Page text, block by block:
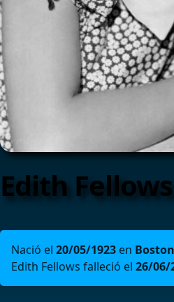
Edith Fellows
Nació el 20/05/1923 en
Edith Fellows falleció el 26/06/